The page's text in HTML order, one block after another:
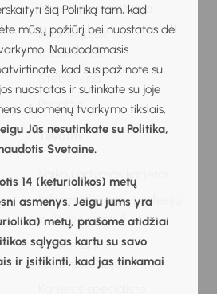
šią Politiką tam, kad
mūsų požiūrį bei nuostatas dėl
Naudodamasis
kad susipažinote su
nuostatas ir sutinkate su joje
duomenų tvarkymo tikslais,
Jūs nesutinkate su Politika,
Svetaine.
14 (keturiolikos) metų
asmenys. Jeigu jums yra
metų, prašome atidžiai
sąlygas kartu su savo
ir įsitikinti, kad jas tinkamai
Metodinė medžiaga
Kvalifikacijos
tobulinimas
Stebėsena
Pagalba
Tėvams
Vaiko ugdymas karjerai
Informacija apie profesijų
ir darbo pasaulį
Patarimai ir
rekomendacijos